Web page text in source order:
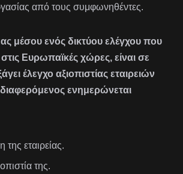
από τους συμφωνηθέντες.
μέσου ενός δικτύου ελέγχου που
Ευρωπαϊκές χώρες, είναι σε
έλεγχο αξιοπιστίας εταιρειών
ενημερώνεται
της εταιρείας.
της.